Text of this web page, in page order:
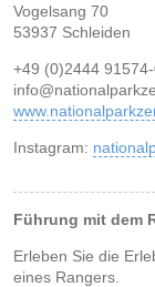
Vogelsang 70
53937 Schleiden
+49 (0)2444
Instagram:
Führung mit dem
Erleben Sie die
eines Rangers.